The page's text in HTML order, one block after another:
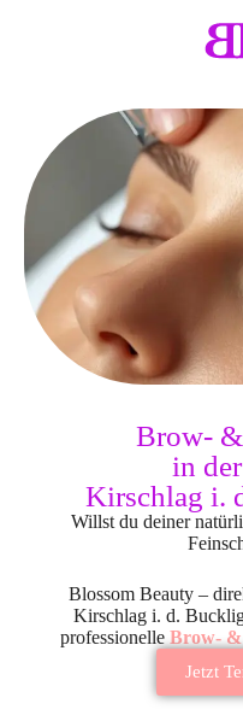
Brow-
in
Kirschlag i.
Willst du deiner
Blossom Beauty –
Kirschlag i. d.
professionelle Brow- &
Jetzt